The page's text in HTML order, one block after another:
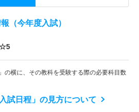
（今年度入試）
☆5
の横に、その教科を受験する際の必要科目数
試日程」の見方について